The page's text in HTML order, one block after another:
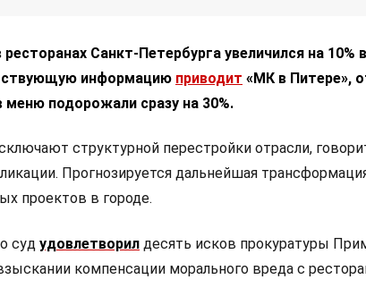
Санкт-Петербурга увеличился на 10%
информацию приводит «МК в Питере»,
меню подорожали сразу на 30%.
структурной перестройки отрасли,
Прогнозируется дальнейшая
проектов в городе.
суд удовлетворил десять исков прокуратуры
компенсации морального вреда с